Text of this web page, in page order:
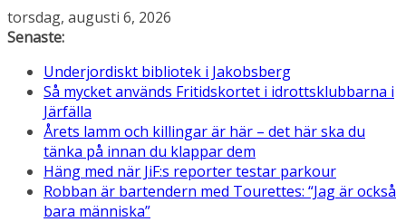
Hoppa
till
torsdag, augusti 6, 2026
Senaste:
Underjordiskt bibliotek i Jakobsberg
Så mycket används Fritidskortet i idrottsklubbarna i
Järfälla
Årets lamm och killingar är här – det här ska du
tänka på innan du klappar dem
Häng med när JiF:s reporter testar parkour
Robban är bartendern med Tourettes: “Jag är också
bara människa”